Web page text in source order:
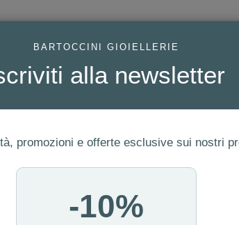
GIOIELLI MODA OROLOGI
BARTOCCINI GIOIELLERIE
alla newsletter
promozioni e offerte esclusive sui nostri
-10%